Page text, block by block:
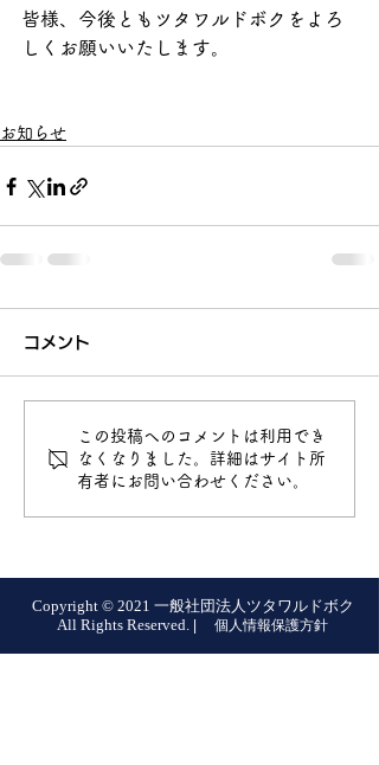
皆様、今後ともツタワルドボクをよろ
しくお願いいたします。
お知らせ
コメント
この投稿へのコメントは利用でき
なくなりました。詳細はサイト所
有者にお問い合わせください。
Copyright © 2021 一般社団法人ツタワルドボク
All Rights Reserved.
個人情報保護方針